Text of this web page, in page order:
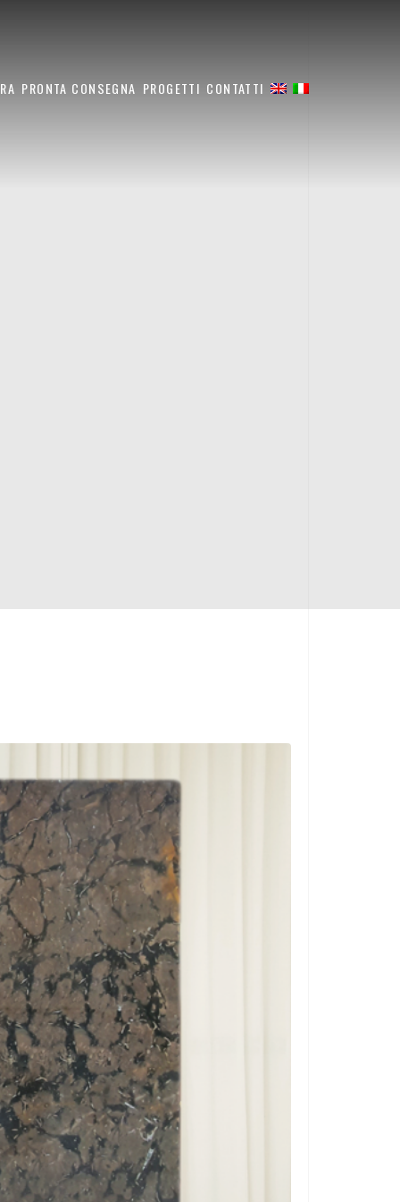
PRONTA CONSEGNA PROGETTI CONTATTI